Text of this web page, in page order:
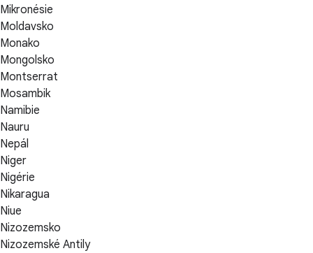
Mikronésie
Moldavsko
Monako
Mongolsko
Montserrat
Mosambik
Namibie
Nauru
Nepál
Niger
Nigérie
Nikaragua
Niue
Nizozemsko
Nizozemské Antily